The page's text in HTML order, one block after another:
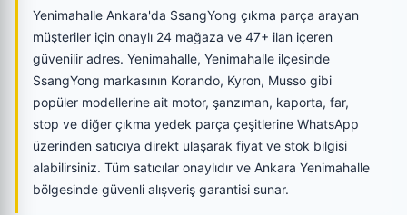
Yenimahalle Ankara'da SsangYong çıkma parça arayan
müşteriler için onaylı 24 mağaza ve 47+ ilan içeren
güvenilir adres. Yenimahalle, Yenimahalle ilçesinde
SsangYong markasının Korando, Kyron, Musso gibi
popüler modellerine ait motor, şanzıman, kaporta, far,
stop ve diğer çıkma yedek parça çeşitlerine WhatsApp
üzerinden satıcıya direkt ulaşarak fiyat ve stok bilgisi
alabilirsiniz. Tüm satıcılar onaylıdır ve Ankara Yenimahalle
bölgesinde güvenli alışveriş garantisi sunar.